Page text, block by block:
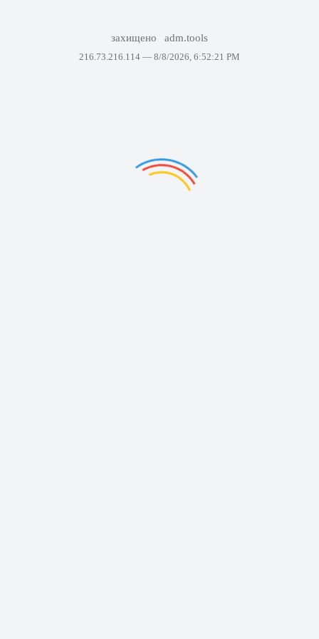
захищено adm.tools
216.73.216.114 — 8/8/2026, 6:52:21 PM